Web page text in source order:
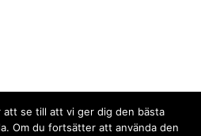
att se till att vi ger dig den bästa
Om du fortsätter att använda den